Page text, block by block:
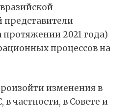
протяжении 2021 года)
процессов на
изменения в
частности, в Совете и